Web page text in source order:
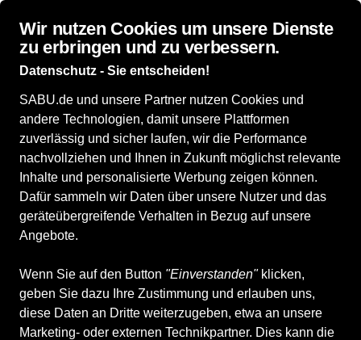
Wir nutzen Cookies um unsere Dienste
zu erbringen und zu verbessern.
Datenschutz - Sie entscheiden!
SABU.de und unsere Partner nutzen Cookies und
andere Technologien, damit unsere Plattformen
zuverlässig und sicher laufen, wir die Performance
nachvollziehen und Ihnen in Zukunft möglichst relevante
Inhalte und personalisierte Werbung zeigen können.
Dafür sammeln wir Daten über unsere Nutzer und das
geräteübergreifende Verhalten in Bezug auf unsere
Angebote.
Wenn Sie auf den Button "Einverstanden"klicken,
geben Sie dazu Ihre Zustimmung und erlauben uns,
diese Daten an Dritte weiterzugeben, etwa an unsere
Marketing- oder externen Technikpartner. Dies kann die
Der Schuhladen
(Winnenden)